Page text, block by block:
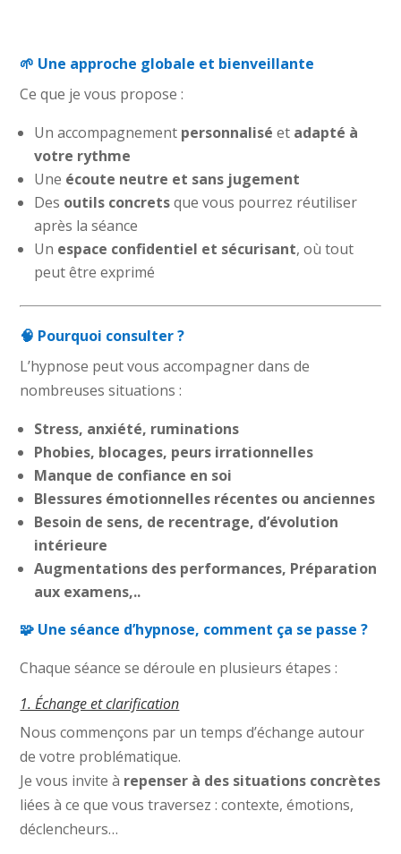
🌱 Une approche globale et bienveillante
Ce que je vous propose :
Un accompagnement personnalisé et adapté à
votre rythme
Une écoute neutre et sans jugement
Des outils concretsque vous pourrez réutiliser
après la séance
Un espace confidentiel et sécurisant, où tout
peut être exprimé
🧠 Pourquoi consulter ?
L’hypnose peut vous accompagner dans de
nombreuses situations :
Stress, anxiété, ruminations
Phobies, blocages, peurs irrationnelles
Manque de confiance en soi
Blessures émotionnelles récentes ou anciennes
Besoin de sens, de recentrage, d’évolution
intérieure
Augmentations des performances, Préparation
aux examens,..
🧩 Une séance d’hypnose, comment ça se passe ?
Chaque séance se déroule en plusieurs étapes :
1. Échange et clarification
Nous commençons par un temps d’échange autour
de votre problématique.
Je vous invite à repenser à des situations concrètes
liées à ce que vous traversez : contexte, émotions,
déclencheurs…